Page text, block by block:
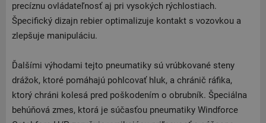
precíznu ovládateľnosť aj pri vysokých rýchlostiach.
Špecifický dizajn rebier optimalizuje kontakt s vozovkou a
zlepšuje manipuláciu.
Ďalšími výhodami tejto pneumatiky sú vrúbkované steny
drážok, ktoré pomáhajú pohlcovať hluk, a chránič ráfika,
ktorý chráni kolesá pred poškodením o obrubník. Špeciálna
behúňová zmes, ktorá je súčasťou pneumatiky Windforce